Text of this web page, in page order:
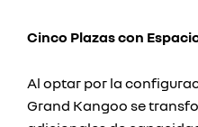
Cinco Plazas con
Al optar por la
Grand Kangoo se